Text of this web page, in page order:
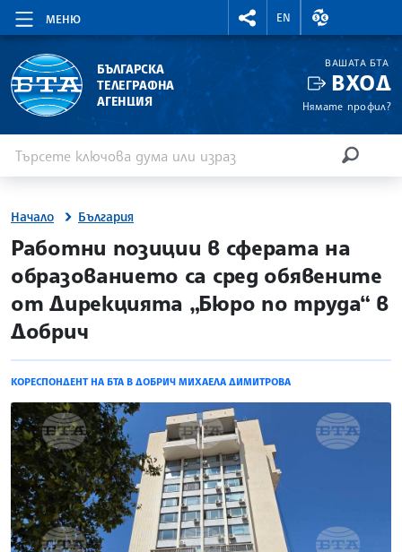
МЕНЮ
RIGHTMENU.SOCIAL
EN
ВАЛУТНИ
БЪЛГАРСКА
ТЕЛЕГРАФНА
АГЕНЦИЯ
ВАШАТА БТА
ВХОД
Нямате профил?
Начало България
site.bta
Работни позиции в сферата на
образованието са сред обявените
от Дирекцията „Бюро по труда“ в
Добрич
КОРЕСПОНДЕНТ НА БТА В ДОБРИЧ МИХАЕЛА ДИМИТРОВА